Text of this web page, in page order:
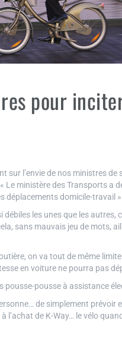
pour
sur l’envie de nos ministres
Le ministère des Transports a
déplacements domicile-travail ».
les unes que les
sans mauvais jeu de mots,
on va tout de même
en voiture ne pourra pas
pousse-pousse à assistance
de simplement
l’achat de K-Way… le vélo